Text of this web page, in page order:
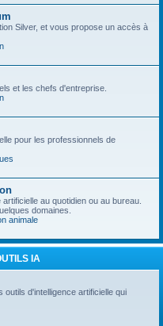
Silver, et vous propose un accès à
et les chefs d'entreprise.
pour les professionnels de
au quotidien ou au bureau.
domaines.
animale
IA
d'intelligence artificielle qui